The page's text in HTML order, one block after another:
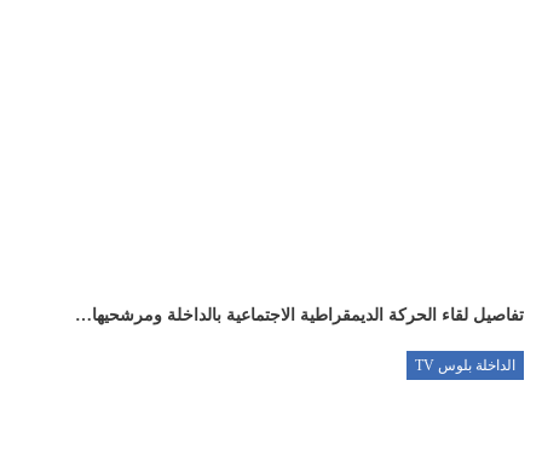
تفاصيل لقاء الحركة الديمقراطية الاجتماعية بالداخلة ومرشحيها…
الداخلة بلوس TV